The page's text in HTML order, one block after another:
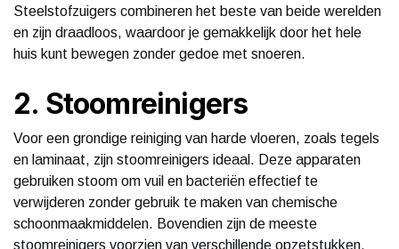
Steelstofzuigers combineren het beste van beide werelden
en zijn draadloos, waardoor je gemakkelijk door het hele
huis kunt bewegen zonder gedoe met snoeren.
2. Stoomreinigers
Voor een grondige reiniging van harde vloeren, zoals tegels
en laminaat, zijn stoomreinigers ideaal. Deze apparaten
gebruiken stoom om vuil en bacteriën effectief te
verwijderen zonder gebruik te maken van chemische
schoonmaakmiddelen. Bovendien zijn de meeste
stoomreinigers voorzien van verschillende opzetstukken,